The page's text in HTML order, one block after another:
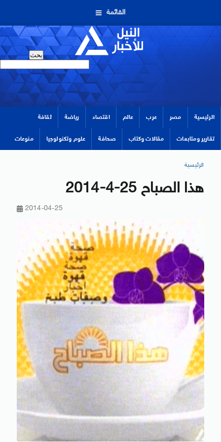
القائمة
الرئيسية مصر عرب عالم اقتصاد رياضة ثقافة
تقارير ومتابعات مقالات وكتاب صحافة علوم وتكنولوجيا منوعات
الرئيسية
هذا الصباح 25-4-2014
2014-04-25